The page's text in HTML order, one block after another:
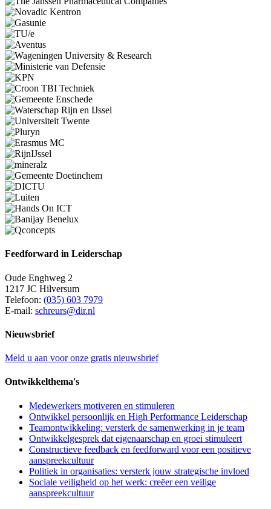
Feedforward in Leiderschap
Oude Enghweg 2
1217 JC Hilversum
Telefoon: (035) 603 7979
E-mail: schreurs@dir.nl
Nieuwsbrief
Meld u aan voor onze gratis nieuwsbrief
Ontwikkelthema's
Medewerkers motiveren en stimuleren
Ontwikkel persoonlijk en High Performance Leiderschap
Teamontwikkeling: versterk de samenwerking in je team
Ontwikkelgesprek dat eigenaarschap en groei stimuleert
Constructieve feedback en feedforward voor een positieve
aanspreekcultuur
Politiek in organisaties: versterk jouw strategische invloed
Sociale veiligheid op het werk: creëer een veilige
aanspreekcultuur